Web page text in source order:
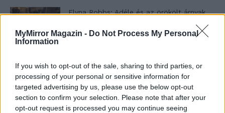
MyMirror Magazin - Do Not Process My Personal
Information
If you wish to opt-out of the sale, sharing to third parties, or
processing of your personal or sensitive information for
targeted advertising by us, please use the below opt-out
section to confirm your selection. Please note that after your
opt-out request is processed you may continue seeing
Elyna Robbs: Adéle és az örökölt árnyak
A világ legismertebb ruhái